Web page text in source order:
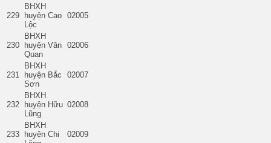
229
BHXH
huyện Cao
Lộc
02005
230
BHXH
huyện Văn
Quan
02006
231
BHXH
huyện Bắc
Sơn
02007
232
BHXH
huyện Hữu
Lũng
02008
233
BHXH
huyện Chi
02009